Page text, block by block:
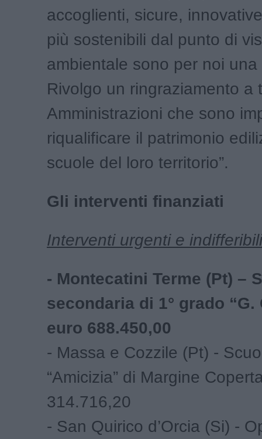
accoglienti, sicure,
più sostenibili dal punto di
ambientale sono per noi una
Rivolgo un ringraziamento a
Amministrazioni che sono
riqualificare il patrimonio
scuole del loro territorio”.
Gli interventi finanziati
Interventi urgenti e indifferibili
- Montecatini Terme (Pt) –
secondaria di 1° grado “G.
euro 688.450,00
- Massa e Cozzile (Pt) -
“Amicizia” di Margine
314.716,20
- San Quirico d’Orcia (Si) -